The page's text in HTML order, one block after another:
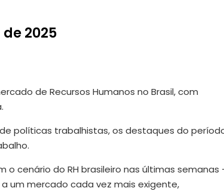
2025
de Recursos Humanos no Brasil, com
políticas trabalhistas, os destaques do
o cenário do RH brasileiro nas últimas semanas
um mercado cada vez mais exigente,